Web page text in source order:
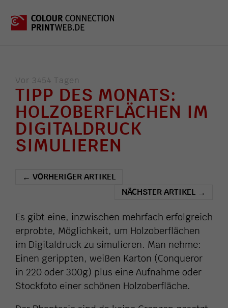
Vor 3454 Tagen
TIPP DES MONATS:
HOLZOBERFLÄCHEN IM
DIGITALDRUCK
SIMULIEREN
← VORHERIGER ARTIKEL
NÄCHSTER ARTIKEL →
Es gibt eine, inzwischen mehrfach erfolgreich
erprobte, Möglichkeit, um Holzoberflächen
im Digitaldruck zu simulieren. Man nehme:
Einen gerippten, weißen Karton (Conqueror
in 220 oder 300g) plus eine Aufnahme oder
Stockfoto einer schönen Holzoberfläche.